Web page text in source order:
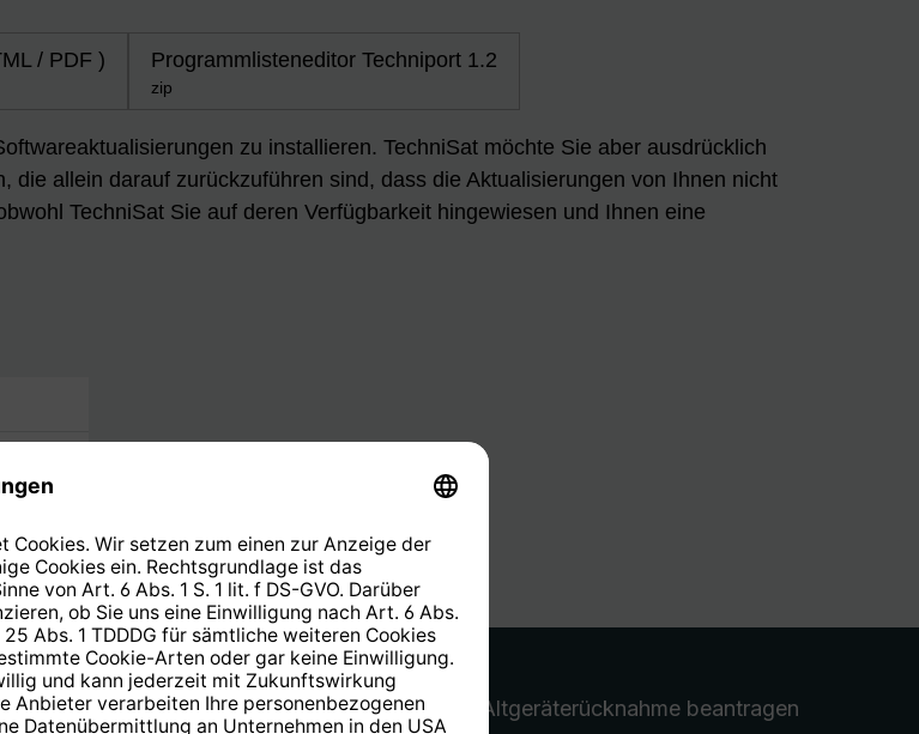
/ PDF ) Programmlisteneditor Techniport 1.2
zip
zu installieren. TechniSat möchte Sie aber ausdrücklich
die allein darauf zurückzuführen sind, dass die Aktualisierungen von Ihnen nicht
TechniSat Sie auf deren Verfügbarkeit hingewiesen und Ihnen eine
kostenloseRücksendung. Altgeräterücknahme beantragen